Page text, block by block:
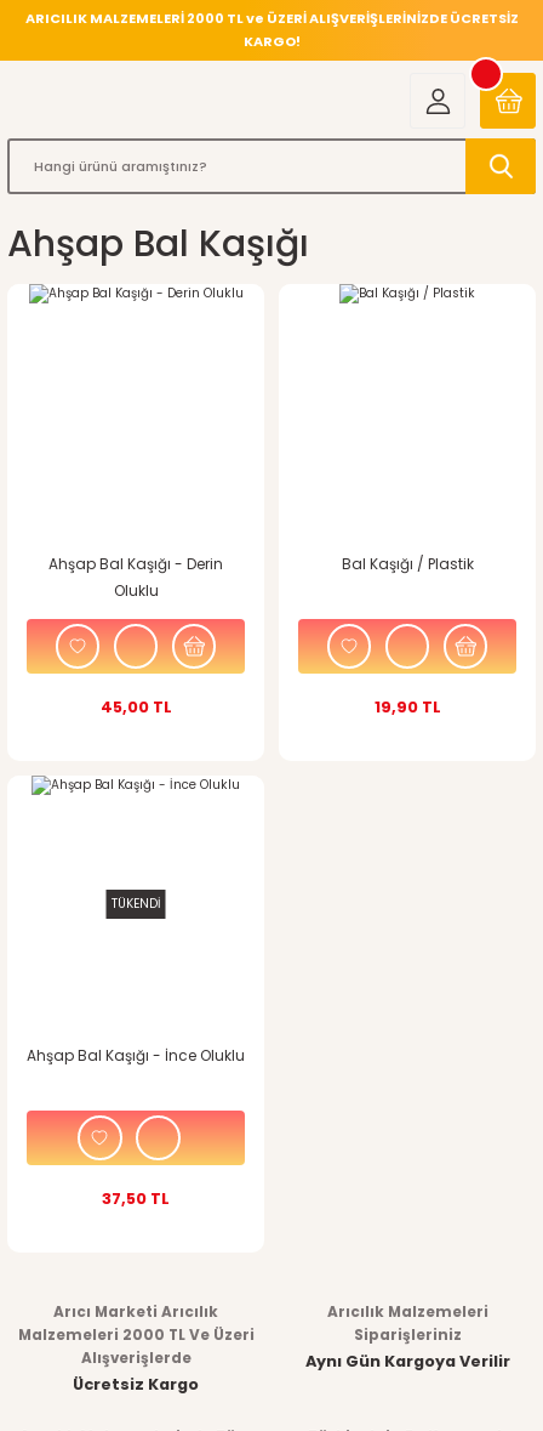
ARICILIK MALZEMELERİ 2000 TL ve ÜZERİ ALIŞVERİŞLERİNİZDE ÜCRETSİZ
KARGO!
Ahşap Bal Kaşığı
Ahşap Bal Kaşığı - Derin
Oluklu
45,00 TL
Bal Kaşığı / Plastik
19,90 TL
TÜKENDİ
Ahşap Bal Kaşığı - İnce Oluklu
37,50 TL
Arıcı Marketi Arıcılık
Malzemeleri 2000 TL Ve Üzeri
Alışverişlerde
Ücretsiz Kargo
Arıcılık Malzemeleri
Siparişleriniz
Aynı Gün Kargoya Verilir